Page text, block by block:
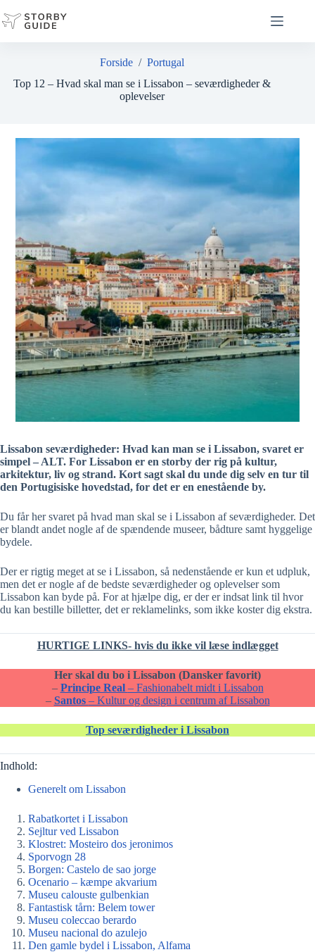
til
indhold
Forside/ Portugal
Top 12 – Hvad skal man se i Lissabon – seværdigheder &
oplevelser
Lissabon seværdigheder: Hvad kan man se i Lissabon, svaret er
simpel – ALT. For Lissabon er en storby der rig på kultur,
arkitektur, liv og strand. Kort sagt skal du unde dig selv en tur til
den Portugisiske hovedstad, for det er en enestående by.
Du får her svaret på hvad man skal se i Lissabon af seværdigheder. Det
er blandt andet nogle af de spændende museer, bådture samt hyggelige
bydele.
Der er rigtig meget at se i Lissabon, så nedenstående er kun et udpluk,
men det er nogle af de bedste seværdigheder og oplevelser som
Lissabon kan byde på. For at hjælpe dig, er der er indsat link til hvor
du kan bestille billetter, det er reklamelinks, som ikke koster dig ekstra.
HURTIGE LINKS- hvis du ikke vil læse indlægget
Her skal du bo i Lissabon (Dansker favorit)
– Principe Real – Fashionabelt midt i Lissabon
– Santos – Kultur og design i centrum af Lissabon
Top seværdigheder i Lissabon
Indhold:
Generelt om Lissabon
Rabatkortet i Lissabon
Sejltur ved Lissabon
Klostret: Mosteiro dos jeronimos
Sporvogn 28
Borgen: Castelo de sao jorge
Ocenario – kæmpe akvarium
Museu calouste gulbenkian
Fantastisk tårn: Belem tower
Museu coleccao berardo
Museu nacional do azulejo
Den gamle bydel i Lissabon, Alfama